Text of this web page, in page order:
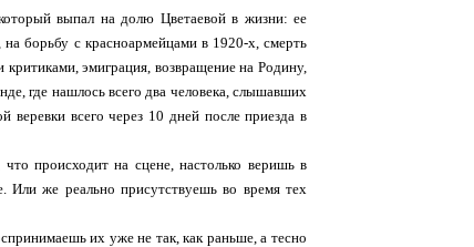
выпал на долю Цветаевой в жизни: ее
борьбу с красноармейцами в 1920-х, смерть
эмиграция, возвращение на Родину,
где нашлось всего два человека, слышавших
веревки всего через 10 дней после приезда в
происходит на сцене, настолько веришь в
Или же реально присутствуешь во время тех
их уже не так, как раньше, а тесно